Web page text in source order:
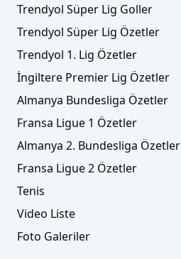
Trendyol Süper Lig Goller
Trendyol Süper Lig Özetler
Trendyol 1. Lig Özetler
İngiltere Premier Lig Özetler
Almanya Bundesliga Özetler
Fransa Ligue 1 Özetler
Almanya 2. Bundesliga Özetler
Fransa Ligue 2 Özetler
Tenis
Video Liste
Foto Galeriler